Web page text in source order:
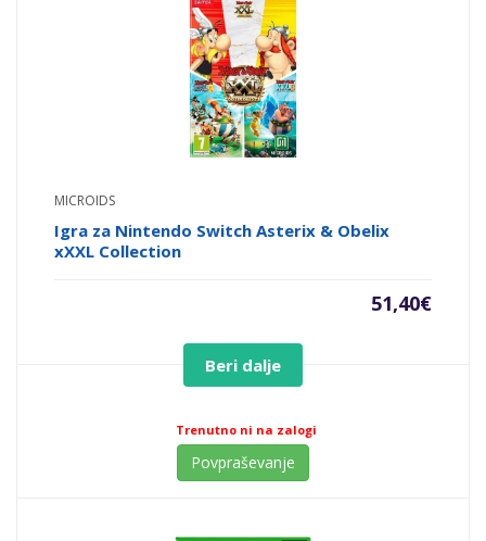
MICROIDS
Igra za Nintendo Switch Asterix & Obelix
xXXL Collection
51,40€
Beri dalje
Trenutno ni na zalogi
Povpraševanje